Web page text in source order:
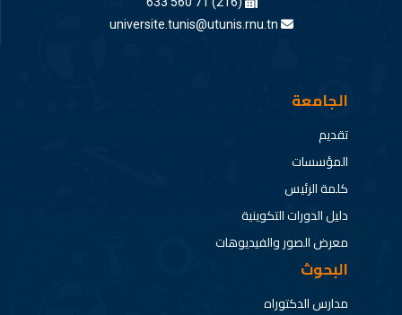
universite.tunis@utunis.rnu.tn
الجامعة
تقديم
المؤسسات
كلمة الرئيس
دليل الدورات التكوينية
معرض الصور والفيديوهات
البحوث
مدارس الدكتوراه